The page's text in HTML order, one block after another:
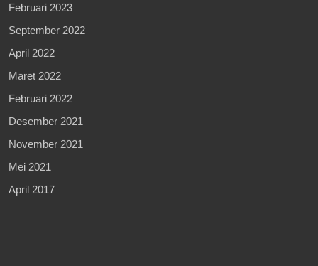
Februari 2023
September 2022
April 2022
Maret 2022
Februari 2022
Desember 2021
November 2021
Mei 2021
April 2017